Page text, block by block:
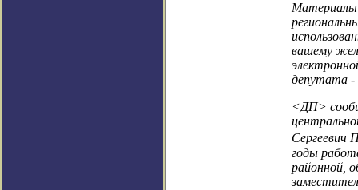
Материалы
вашему
депутата -
<ДП>
Сергеевич
годы
районной,